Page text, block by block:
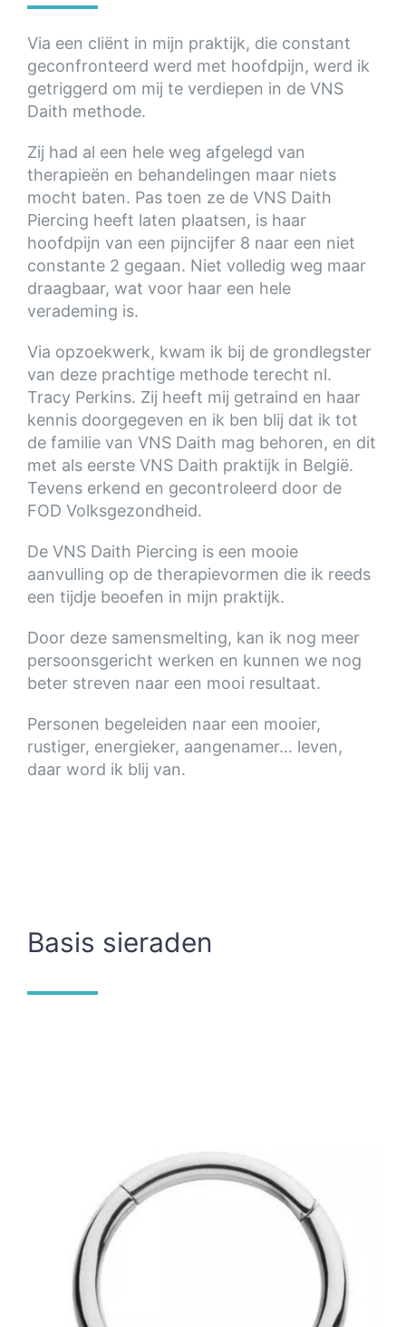
Via een cliënt in mijn praktijk, die constant
geconfronteerd werd met hoofdpijn, werd ik
getriggerd om mij te verdiepen in de VNS
Daith methode.
Zij had al een hele weg afgelegd van
therapieën en behandelingen maar niets
mocht baten. Pas toen ze de VNS Daith
Piercing heeft laten plaatsen, is haar
hoofdpijn van een pijncijfer 8 naar een niet
constante 2 gegaan. Niet volledig weg maar
draagbaar, wat voor haar een hele
verademing is.
Via opzoekwerk, kwam ik bij de grondlegster
van deze prachtige methode terecht nl.
Tracy Perkins. Zij heeft mij getraind en haar
kennis doorgegeven en ik ben blij dat ik tot
de familie van VNS Daith mag behoren, en dit
met als eerste VNS Daith praktijk in België.
Tevens erkend en gecontroleerd door de
FOD Volksgezondheid.
De VNS Daith Piercing is een mooie
aanvulling op de therapievormen die ik reeds
een tijdje beoefen in mijn praktijk.
Door deze samensmelting, kan ik nog meer
persoonsgericht werken en kunnen we nog
beter streven naar een mooi resultaat.
Personen begeleiden naar een mooier,
rustiger, energieker, aangenamer… leven,
daar word ik blij van.
Basis sieraden